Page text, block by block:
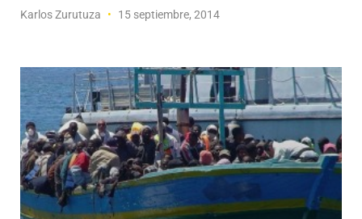
Karlos Zurutuza 15 septiembre, 2014